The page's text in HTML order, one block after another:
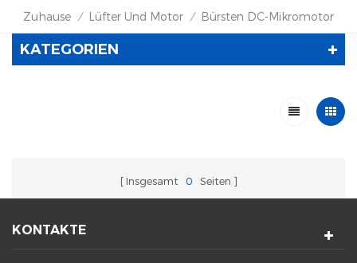
Zuhause / Lüfter Und Motor / Bürsten DC-Mikromotor
KATEGORIEN
Insgesamt 0 Seiten
KONTAKTE